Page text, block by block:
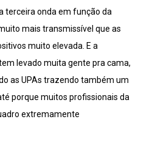
terceira onda em função da
mais transmissível que as
muito elevada. E a
levado muita gente pra cama,
as UPAs trazendo também um
porque muitos profissionais da
extremamente